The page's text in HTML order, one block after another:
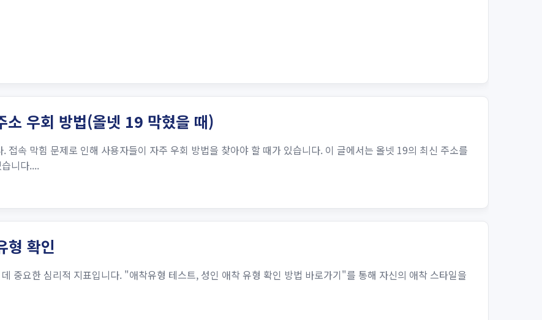
소 우회 방법(올넷 19 막혔을 때)
접속 막힘 문제로 인해 사용자들이 자주 우회 방법을 찾아야 할 때가 있습니다. 이 글에서는 올넷 19의 최신 주소를
니다....
형 확인
중요한 심리적 지표입니다. "애착유형 테스트, 성인 애착 유형 확인 방법 바로가기"를 통해 자신의 애착 스타일을